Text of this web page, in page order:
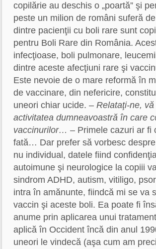
copilărie au deschis o „poartă” şi
peste un milion de români suferă
dintre pacienţii cu boli rare sunt
pentru Boli Rare din România.
infecţioase, boli pulmonare,
dintre aceste afecţiuni rare şi
Este nevoie de o mare reformă în
de vaccinare, din nefericire,
uneori chiar ucide. – Relataţi-ne,
activitatea dumneavoastră în care
vaccinurilor… – Primele cazuri ar fi
fată… Dar prefer să vorbesc
nu individual, datele fiind
autoimune şi neurologice la copiii
sindrom ADHD, autism, vitiligo,
intra în amănunte, fiindcă mi se va
vaccin şi aceste boli. Ea poate fi
anume prin aplicarea unui
aplică în Occident încă din anul
uneori le vindecă (aşa cum am